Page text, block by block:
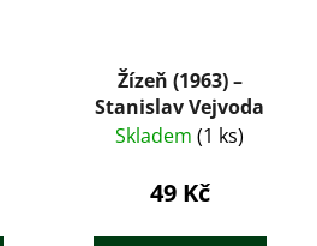
Žízeň (1963) –
Stanislav Vejvoda
Skladem (1 ks)
49 Kč